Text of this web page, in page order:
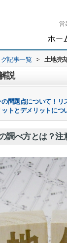
営
記事一覧 > 土地売
説
問題点について！リ
ットとデメリットに
調べ方とは？注